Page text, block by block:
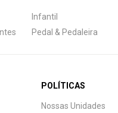
Infantil
Pedal & Pedaleira
POLÍTICAS
Nossas Unidades